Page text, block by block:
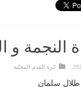
النجمة و
كرة القدم المحلية
طلال سلمان